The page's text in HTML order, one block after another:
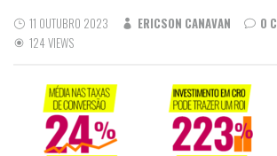
11 OUTUBRO 2023 ERICSON CANAVAN
0
124 VIEWS